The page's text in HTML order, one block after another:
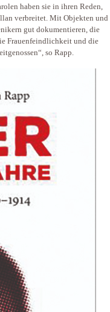
haben sie in ihren Reden,
verbreitet. Mit Objekten und
gut dokumentieren, die
Frauenfeindlichkeit und die
so Rapp.